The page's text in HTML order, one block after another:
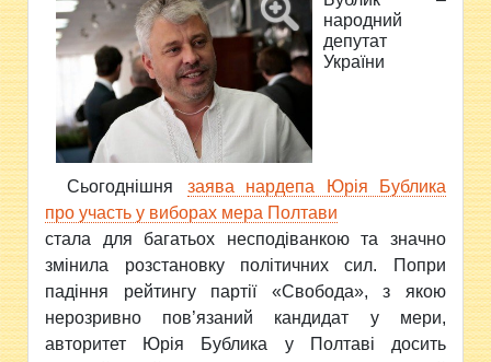
народний
депутат
України
Сьогоднішня
заява нардепа Юрія Бублика
про участь у виборах мера Полтави
стала для багатьох несподіванкою та значно
змінила розстановку політичних сил. Попри
падіння рейтингу партії «Свобода», з якою
нерозривно пов’язаний кандидат у мери,
авторитет Юрія Бублика у Полтаві досить